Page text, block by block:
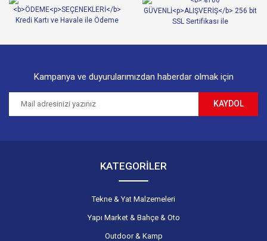
Ürün fiyatı diğer sitelerden daha pahalı.
Gönder
Kampanya ve duyurularımızdan haberdar olmak için
KAYDOL
KATEGORİLER
Tekne & Yat Malzemeleri
Yapı Market & Bahçe & Oto
Outdoor & Kamp